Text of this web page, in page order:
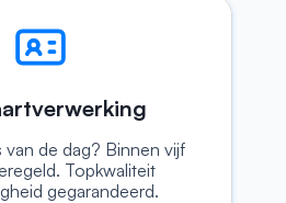
van de dag? Binnen vijf
Topkwaliteit
gegarandeerd.